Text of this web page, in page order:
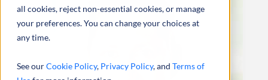
all cookies, reject non-essential cookies, or manage
your preferences. You can change your choices at
any time.
See ourCookie Policy, Privacy Policy, and Terms of